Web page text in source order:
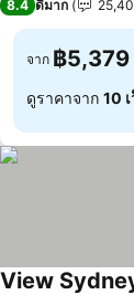
8.4 ดีมาก
จาก ฿5,379
ดูราคาจาก 10
View